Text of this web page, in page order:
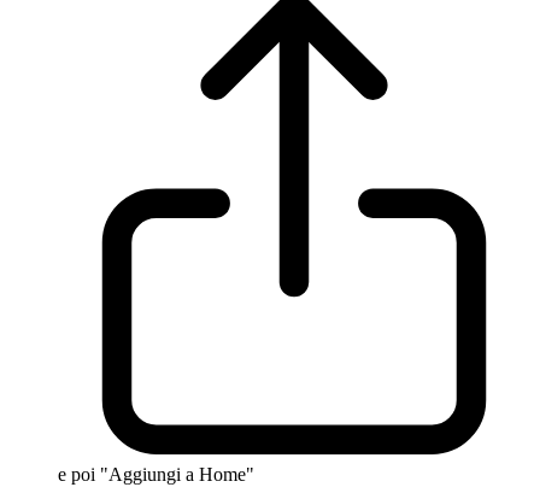
e poi "Aggiungi a Home"